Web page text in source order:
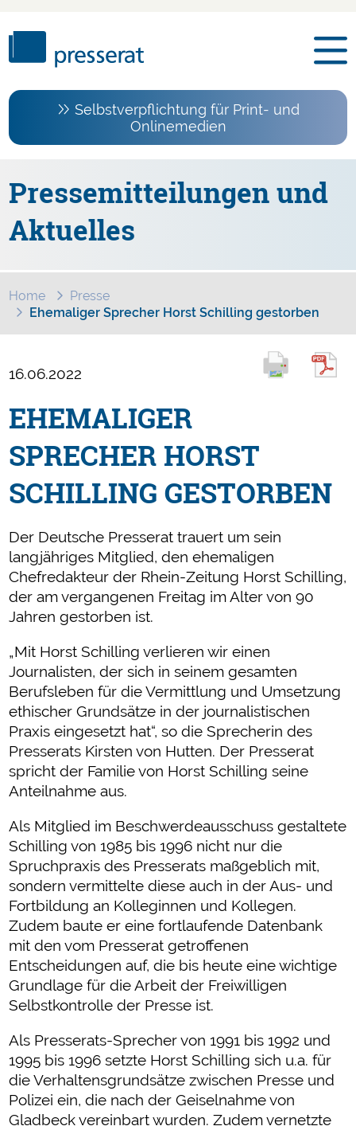
Selbstverpflichtung für Print- und
Onlinemedien
Pressemitteilungen und
Aktuelles
Home
Presse
Ehemaliger Sprecher Horst Schilling gestorben
16.06.2022
EHEMALIGER
SPRECHER HORST
SCHILLING GESTORBEN
Der Deutsche Presserat trauert um sein
langjähriges Mitglied, den ehemaligen
Chefredakteur der Rhein-Zeitung Horst Schilling,
der am vergangenen Freitag im Alter von 90
Jahren gestorben ist.
„Mit Horst Schilling verlieren wir einen
Journalisten, der sich in seinem gesamten
Berufsleben für die Vermittlung und Umsetzung
ethischer Grundsätze in der journalistischen
Praxis eingesetzt hat“, so die Sprecherin des
Presserats Kirsten von Hutten. Der Presserat
spricht der Familie von Horst Schilling seine
Anteilnahme aus.
Als Mitglied im Beschwerdeausschuss gestaltete
Schilling von 1985 bis 1996 nicht nur die
Spruchpraxis des Presserats maßgeblich mit,
sondern vermittelte diese auch in der Aus- und
Fortbildung an Kolleginnen und Kollegen.
Zudem baute er eine fortlaufende Datenbank
mit den vom Presserat getroffenen
Entscheidungen auf, die bis heute eine wichtige
Grundlage für die Arbeit der Freiwilligen
Selbstkontrolle der Presse ist.
Als Presserats-Sprecher von 1991 bis 1992 und
1995 bis 1996 setzte Horst Schilling sich u.a. für
die Verhaltensgrundsätze zwischen Presse und
Polizei ein, die nach der Geiselnahme von
Gladbeck vereinbart wurden. Zudem vernetzte